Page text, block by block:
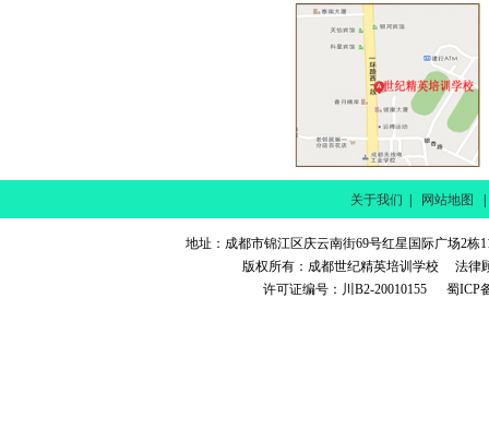
关于我们 网站地图
地址：成都市锦江区庆云南街69号红星国际广场2
版权所有：成都世纪精英培训学校 法律
许可证编号：川B2-20010155 蜀ICP